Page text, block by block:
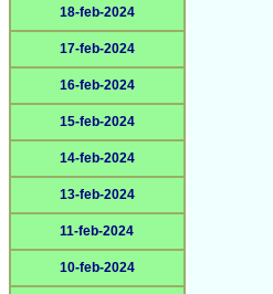
18-feb-2024
17-feb-2024
16-feb-2024
15-feb-2024
14-feb-2024
13-feb-2024
11-feb-2024
10-feb-2024